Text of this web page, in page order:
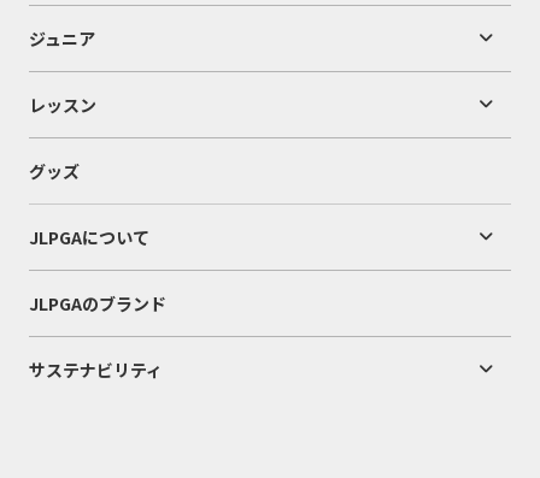
ジュニア
レッスン
グッズ
JLPGAについて
JLPGAのブランド
サステナビリティ